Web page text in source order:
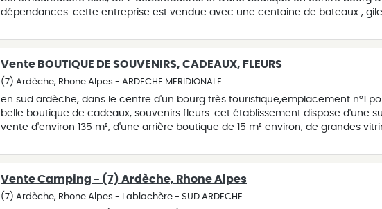
dépendances. cette entreprise est vendue avec une centaine de bateaux ,
à cette activité. affaire rare sur le secteur à voir rapidement.
Vente BOUTIQUE DE SOUVENIRS, CADEAUX, FLEURS
(7) Ardèche, Rhone Alpes - ARDECHE MERIDIONALE
en sud ardèche, dans le centre d'un bourg très touristique,emplacement n°1
belle boutique de cadeaux, souvenirs fleurs .cet établissement dispose d'une
vente d'environ 135 m², d'une arrière boutique de 15 m² environ, de grandes
climatisé avec camera de surveillance affaire très agréable à exploiter , tenue
Vente Camping - (7) Ardèche, Rhone Alpes
(7) Ardèche, Rhone Alpes - Lablachère - SUD ARDECHE